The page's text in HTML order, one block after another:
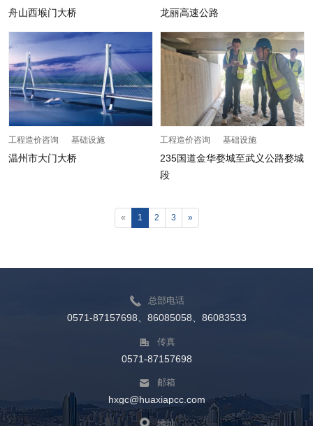
舟山西堠门大桥 龙丽高速公路
工程造价咨询 基础设施
温州市大门大桥
工程造价咨询 基础设施
235国道金华婺城至武义公路婺城
段
« 1 2 3 »
总部电话
0571-87157698、86085058、86083533
传真
0571-87157698
邮箱
hxgc@huaxiapcc.com
地址